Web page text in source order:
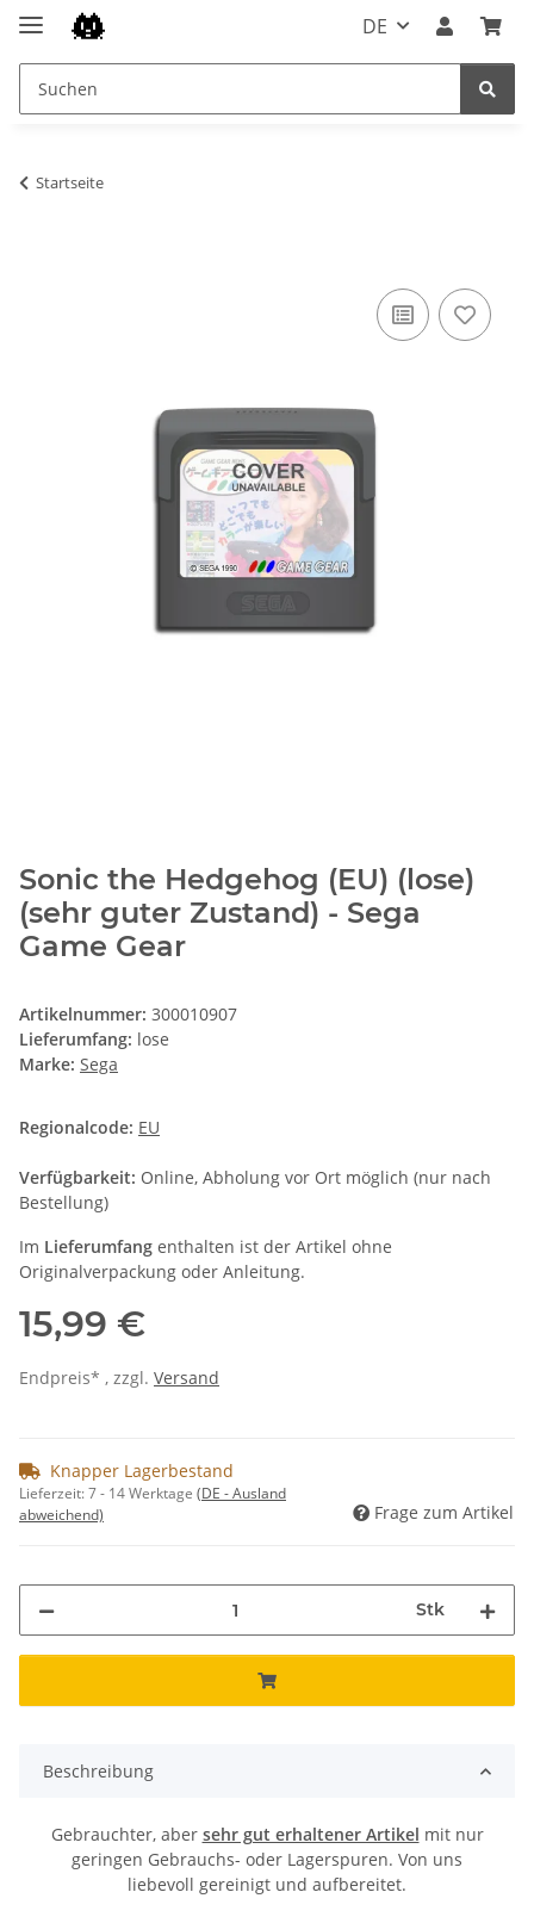
DE
Startseite
Sonic the Hedgehog (EU) (lose)
(sehr guter Zustand) - Sega
Game Gear
Artikelnummer: 300010907
Lieferumfang: lose
Marke: Sega
Regionalcode: EU
Verfügbarkeit: Online, Abholung vor Ort möglich (nur nach
Bestellung)
Im Lieferumfang enthalten ist der Artikel ohne
Originalverpackung oder Anleitung.
15,99 €
Endpreis* , zzgl. Versand
Knapper Lagerbestand
Lieferzeit:7 - 14 Werktage (DE - Ausland
abweichend)
Frage zum Artikel
Stk
Beschreibung
Gebrauchter, aber sehr gut erhaltener Artikel mit nur
geringen Gebrauchs- oder Lagerspuren. Von uns
liebevoll gereinigt und aufbereitet.